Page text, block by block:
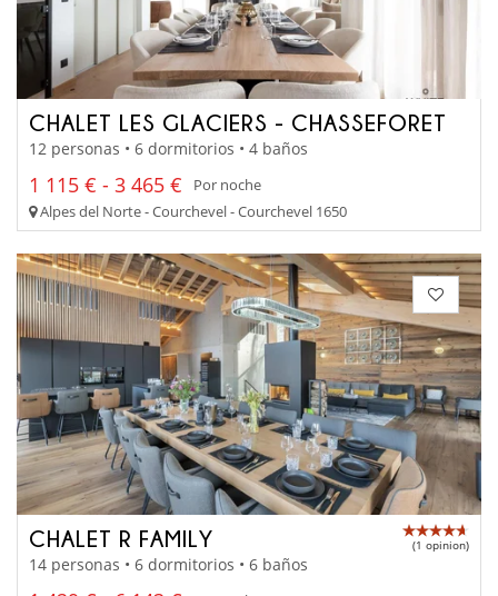
CHALET LES GLACIERS - CHASSEFORET
12 personas • 6 dormitorios • 4 baños
1 115 € - 3 465 €
Por noche
Alpes del Norte - Courchevel - Courchevel 1650
CHALET R FAMILY (1 opinion)
14 personas • 6 dormitorios • 6 baños